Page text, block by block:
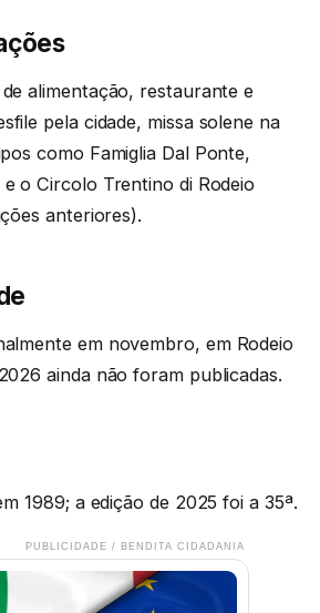
alimentação, restaurante e
pela cidade, missa solene na
como Famiglia Dal Ponte,
o Circolo Trentino di Rodeio
anteriores).
em novembro, em Rodeio
ainda não foram publicadas.
1989; a edição de 2025 foi a 35ª.
PUBLICIDADE / BENDITA CIDADANIA